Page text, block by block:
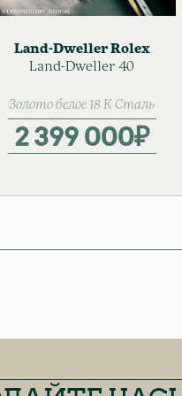
Land-Dweller Rolex
Мужские часы
Land-Dweller 40
Золото белое 18 К Сталь
2 399 000₽